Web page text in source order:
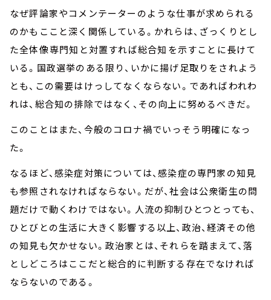
なぜ評論家やコメンテーターのような仕事が求められる
のかもここと深く関係している。かれらは、ざっくりとし
た全体像――専門知と対置すれば総合知――を示すことに長けて
いる。国政選挙のある限り、いかに揚げ足取りをされよう
とも、この需要はけっしてなくならない。であればわれわ
れは、総合知の排除ではなく、その向上に努めるべきだ。
このことはまた、今般のコロナ禍でいっそう明確になっ
た。
なるほど、感染症対策については、感染症の専門家の知見
も参照されなければならない。だが、社会は公衆衛生の問
題だけで動くわけではない。人流の抑制ひとつとっても、
ひとびとの生活に大きく影響する以上、政治、経済その他
の知見も欠かせない。政治家とは、それらを踏まえて、落
としどころはここだと総合的に判断する存在でなければ
ならないのである。